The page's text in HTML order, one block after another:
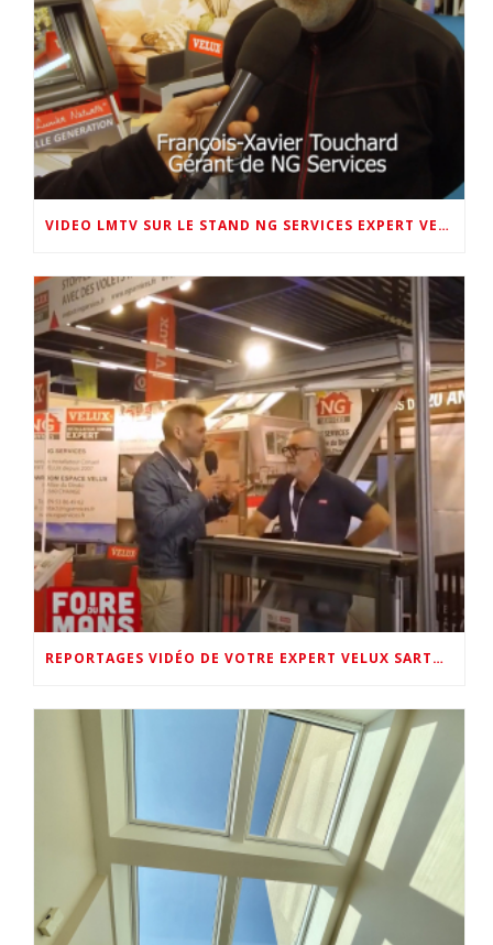
VIDEO LMTV SUR LE STAND NG SERVICES EXPERT VELUX 72 AU SALON DE LA MAISON 2026
REPORTAGES VIDÉO DE VOTRE EXPERT VELUX SARTHE (LMTV FOIRE DU MANS & VELUX FRANCE AU SHOWROOM NG SERVICES)